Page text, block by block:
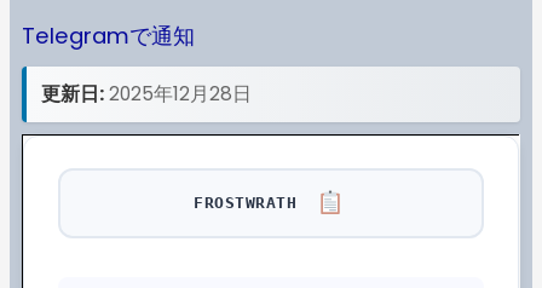
Telegramで通知
更新日:2025年12月28日
FROSTWRATH